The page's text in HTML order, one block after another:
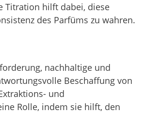
Titration hilft dabei, diese
des Parfüms zu wahren.
nachhaltige und
Beschaffung von
und
Rolle, indem sie hilft, den